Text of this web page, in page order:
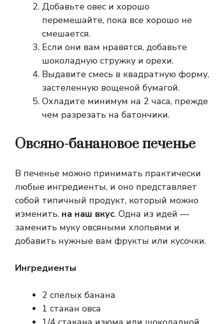
Добавьте овес и хорошо
перемешайте, пока все хорошо не
смешается.
Если они вам нравятся, добавьте
шоколадную стружку и орехи.
Выдавите смесь в квадратную форму,
застеленную вощеной бумагой.
Охладите минимум на 2 часа, прежде
чем разрезать на батончики.
Овсяно-банановое печенье
В печенье можно принимать практически
любые ингредиенты, и оно представляет
собой типичный продукт, который можно
изменить. на наш вкус. Одна из идей —
заменить муку овсяными хлопьями и
добавить нужные вам фрукты или кусочки.
Ингредиенты
2 спелых банана
1 стакан овса